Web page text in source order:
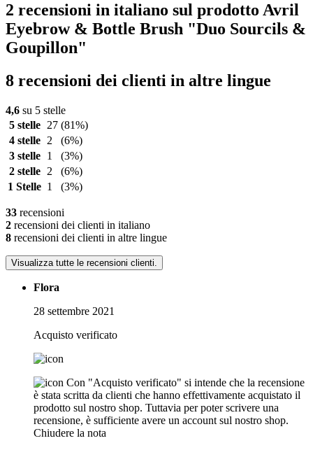
2 recensioni in italiano sul prodotto Avril
Eyebrow & Bottle Brush "Duo Sourcils &
Goupillon"
8 recensioni dei clienti in altre lingue
4,6 su 5 stelle
5 stelle
27 (81%)
4 stelle
2
(6%)
3 stelle
1
(3%)
2 stelle
2
(6%)
1 Stelle 1 (3%)
33 recensioni
2 recensioni dei clienti in italiano
8 recensioni dei clienti in altre lingue
Visualizza tutte le recensioni clienti.
Flora
28 settembre 2021
Acquisto verificato
Con "Acquisto verificato" si intende che la recensione
è stata scritta da clienti che hanno effettivamente acquistato il
prodotto sul nostro shop. Tuttavia per poter scrivere una
recensione, è sufficiente avere un account sul nostro shop.
Chiudere la nota